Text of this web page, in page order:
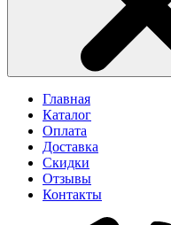
Главная
Каталог
Оплата
Доставка
Скидки
Отзывы
Контакты